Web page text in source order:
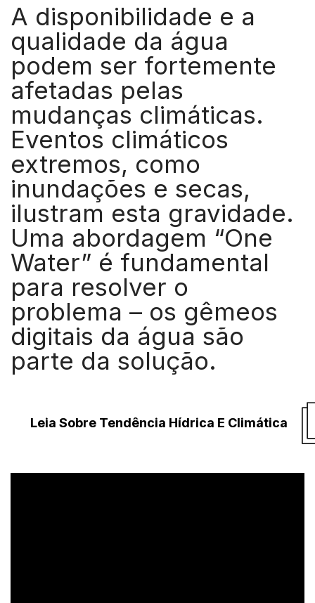
A disponibilidade e a
qualidade da água
podem ser fortemente
afetadas pelas
mudanças climáticas.
Eventos climáticos
extremos, como
inundações e secas,
ilustram esta gravidade.
Uma abordagem “One
Water” é fundamental
para resolver o
problema – os gêmeos
digitais da água são
parte da solução.
Leia Sobre Tendência Hídrica E Climática